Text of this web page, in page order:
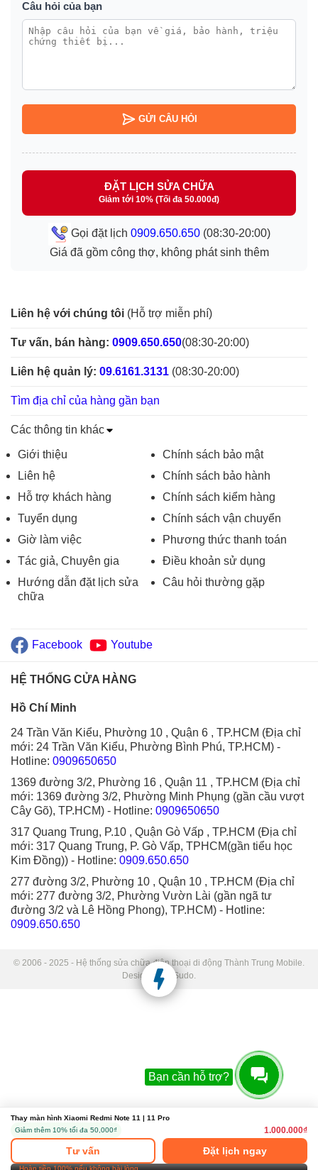
Câu hỏi của bạn
GỬI CÂU HỎI
ĐẶT LỊCH SỬA CHỮA
Giảm tới 10% (Tối đa 50.000đ)
Gọi đặt lịch 0909.650.650(08:30-20:00)
Giá đã gồm công thợ, không phát sinh thêm
Liên hệ với chúng tôi (Hỗ trợ miễn phí)
Tư vấn, bán hàng: 0909.650.650(08:30-20:00)
Liên hệ quản lý: 09.6161.3131 (08:30-20:00)
Tìm địa chỉ của hàng gần bạn
Các thông tin khác
Giới thiệu
Liên hệ
Hỗ trợ khách hàng
Tuyển dụng
Giờ làm việc
Tác giả, Chuyên gia
Hướng dẫn đặt lịch sửa
chữa
Chính sách bảo mật
Chính sách bảo hành
Chính sách kiểm hàng
Chính sách vận chuyển
Phương thức thanh toán
Điều khoản sử dụng
Câu hỏi thường gặp
Facebook Youtube
HỆ THỐNG CỬA HÀNG
Hồ Chí Minh
24 Trần Văn Kiểu, Phường 10 , Quận 6 , TP.HCM (Địa chỉ
mới: 24 Trần Văn Kiểu, Phường Bình Phú, TP.HCM) -
Hotline: 0909650650
1369 đường 3/2, Phường 16 , Quận 11 , TP.HCM (Địa chỉ
mới: 1369 đường 3/2, Phường Minh Phụng (gần cầu vượt
Cây Gõ), TP.HCM) - Hotline: 0909650650
317 Quang Trung, P.10 , Quận Gò Vấp , TP.HCM (Địa chỉ
mới: 317 Quang Trung, P. Gò Vấp, TPHCM(gần tiểu học
Kim Đồng)) - Hotline: 0909.650.650
277 đường 3/2, Phường 10 , Quận 10 , TP.HCM (Địa chỉ
mới: 277 đường 3/2, Phường Vườn Lài (gần ngã tư
đường 3/2 và Lê Hồng Phong), TP.HCM) - Hotline:
0909.650.650
© 2006 - 2025 - Hệ thống sửa chữa điện thoại di động Thành Trung Mobile.
Designed by Sudo.
Thay màn hình Xiaomi Redmi Note 11 | 11 Pro
Giảm thêm 10% tối đa 50,000₫
1.000.000₫
Tư vấn Đặt lịch ngay
Hoàn tiền 100% nếu không hài lòng
11 full bộ Linh kiện
1.000.000₫
Thay Màn hình Xiaomi Redmi Note
Bạn cần hỗ trợ?